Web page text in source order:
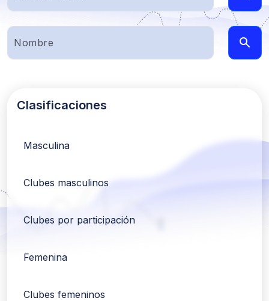
Clasificaciones
Masculina
Clubes masculinos
Clubes por participación
Femenina
Clubes femeninos